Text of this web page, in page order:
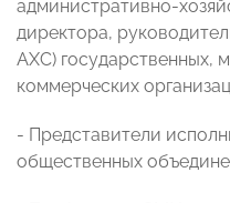
административно-
директора,
АХС) государственных,
коммерческих
- Представители
общественных